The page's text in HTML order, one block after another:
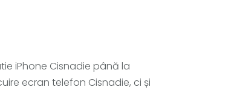
iPhone Cisnadie până la
ecran telefon Cisnadie, ci și